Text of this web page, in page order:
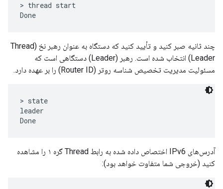
> thread start
چند ثانیه صبر کنید و تأیید کنید که دستگاه به عنوان رهبر نخ (Thread
Leader) انتخاب شده است. رهبر (Leader) دستگاهی است که
مسئولیت مدیریت تخصیص شناسه روتر (Router ID) را بر عهده دارد.
> state
leader
آدرس‌های IPv6 اختصاص داده شده به رابط Thread گره ۱ را مشاهده
کنید (خروجی شما متفاوت خواهد بود):